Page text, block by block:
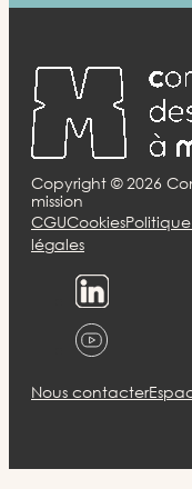
Copyright ©2026
mission
CGUCookies
légales
Nous contacter